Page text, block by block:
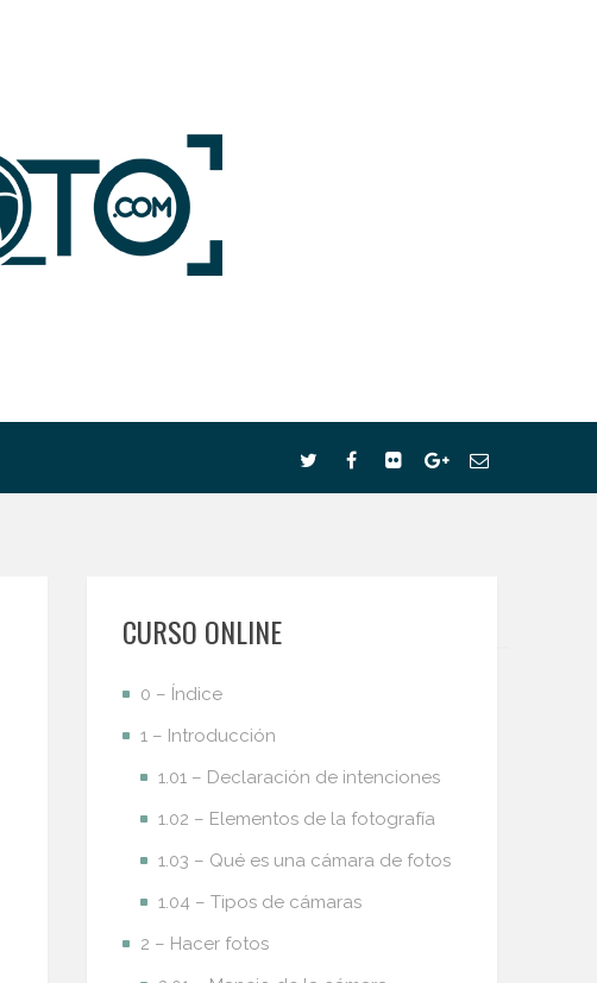
CURSO ONLINE
0 – Índice
1 – Introducción
1.01 – Declaración de intenciones
1.02 – Elementos de la fotografía
1.03 – Qué es una cámara de fotos
1.04 – Tipos de cámaras
2 – Hacer fotos